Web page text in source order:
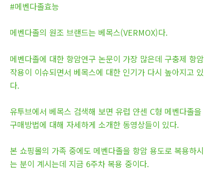
#메벤다졸효능
메벤다졸의 원조 브랜드는 베목스(VERMOX)다.
메벤다졸에 대한 항암연구 논문이 가장 많은데 구충제 항암
작용이 이슈되면서 베목스에 대한 인기가 다시 높아지고 있
다.
유투브에서 베목스 검색해 보면 유럽 얀센 C형 메벤다졸을
구매방법에 대해 자세하게 소개한 동영상들이 있다.
본 쇼핑몰의 가족 중에도 메벤다졸을 항암 용도로 복용하시
는 분이 계시는데 지금 6주차 복용 중이다.